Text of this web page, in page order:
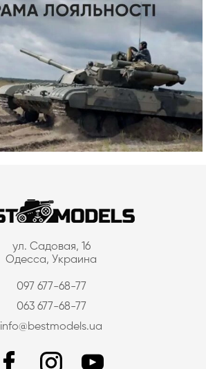
ул. Садовая, 16
Одесса, Украина
097 677-68-77
063 677-68-77
info@bestmodels.ua